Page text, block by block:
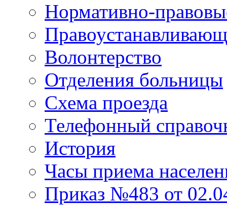
Нормативно-
Волонтерство
Отделения больницы
Схема проезда
Телефонный
История
Часы приема
Приказ №483 от